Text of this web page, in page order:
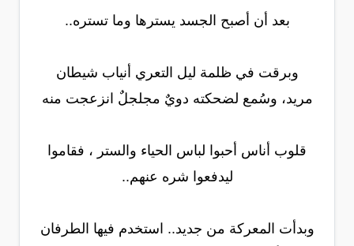
بعد أن أصبح الجسد يسترها وما تستره..
وبرقت في ظلمة ليل التعري أنياب شيطان
مريد، وسُمع لضحكته دويٌ مجلجلٌ انزعجت منه
قلوب أناس أحبوا لباس الحياء والستر ، فقاموا
ليدفعوا شره عنهم..
وبدأت المعركة من جديد.. استخدم فيها الطرفان